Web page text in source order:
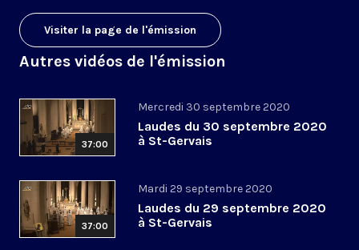
Visiter la page de l'émission
Autres vidéos de l'émission
37:00
Mercredi 30 septembre 2020
Laudes du 30 septembre 2020
à St-Gervais
37:00
Mardi 29 septembre 2020
Laudes du 29 septembre 2020
à St-Gervais